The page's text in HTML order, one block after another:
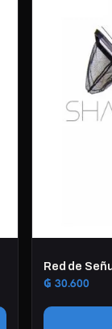
Red de
₲ 30.600